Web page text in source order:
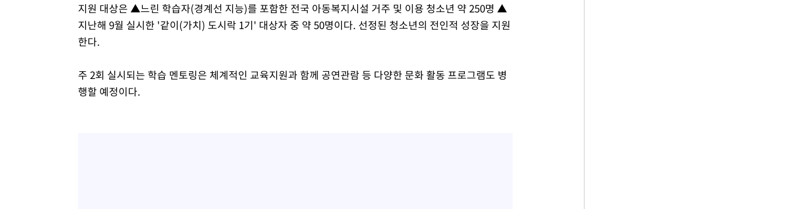
지원 대상은 ▲느린 학습자(경계선 지능)를 포함한 전국 아동복지시설 거주 및 이용 청소년 약 250명 ▲
지난해 9월 실시한 '같이(가치) 도시락 1기' 대상자 중 약 50명이다. 선정된 청소년의 전인적 성장을 지원
한다.
주 2회 실시되는 학습 멘토링은 체계적인 교육지원과 함께 공연관람 등 다양한 문화 활동 프로그램도 병
행할 예정이다.